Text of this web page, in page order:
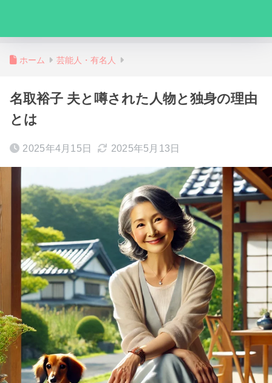
ホーム 芸能人・有名人
名取裕子 夫と噂された人物と独身の理由
とは
2025年4月15日 2025年5月13日